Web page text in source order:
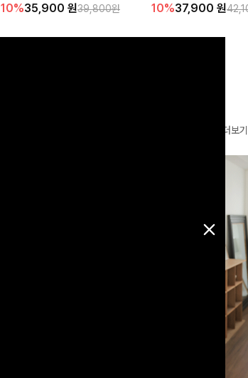
편안하게 착용하실 수 있는 팬츠입니다 🖤
감 있는 착용감을 더해드려요!
10%35,900 원39,800원
세련된 무드를 연출해주는 블
은 베이직한 디자인!
10%37,900 원
더보기